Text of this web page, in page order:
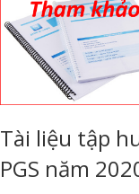
Tài liệu tập
PGS năm